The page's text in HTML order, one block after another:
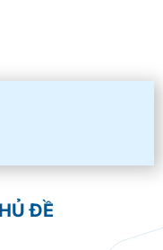
ĐỀ